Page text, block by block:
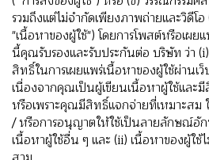
รวมถึงแต่ไม่จํากัดเพียงภาพถ่ายและวิดีโ
"เนื้อหาของผู้ใช้") โดยการโพสต์หรือเผย
นี้คุณรับรองและรับประกันต่อ บริษัท ว่า
สิทธิ์ในการเผยแพร่เนื้อหาของผู้ใช้ผ่านเ
เนื่องจากคุณเป็นผู้เขียนเนื้อหาผู้ใช้และ
หรือเพราะคุณมีสิทธิ์แจกจ่ายที่เหมาะส
/ หรือการอนุญาตให้ใช้เป็นลายลักษณ์อัก
เนื้อหาผู้ใช้อื่น ๆ และ (ii) เนื้อหาของผู้ใ